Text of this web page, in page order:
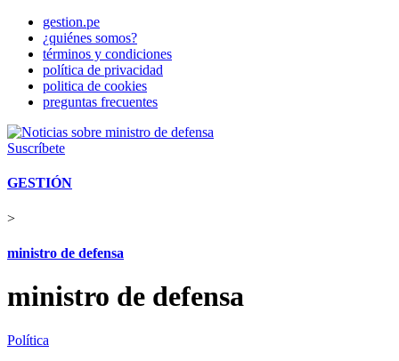
gestion.pe
¿quiénes somos?
términos y condiciones
política de privacidad
politica de cookies
preguntas frecuentes
Suscríbete
GESTIÓN
>
ministro de defensa
ministro de defensa
Política